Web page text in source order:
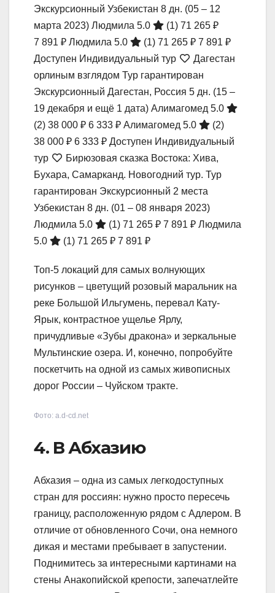
Экскурсионный Узбекистан 8 дн. (05 – 12
марта 2023) Людмила 5.0 (1) 71 265 ₽
7 891 ₽ Людмила 5.0 (1) 71 265 ₽ 7 891 ₽
Доступен Индивидуальный тур
Дагестан
орлиным взглядом Тур гарантирован
Экскурсионный Дагестан, Россия 5 дн. (15 –
19 декабря и ещё 1 дата) Алимагомед 5.0
(2) 38 000 ₽ 6 333 ₽ Алимагомед 5.0
(2)
38 000 ₽ 6 333 ₽ Доступен Индивидуальный
тур
Бирюзовая сказка Востока: Хива,
Бухара, Самарканд. Новогодний тур. Тур
гарантирован Экскурсионный 2 места
Узбекистан 8 дн. (01 – 08 января 2023)
Людмила 5.0
(1) 71 265 ₽ 7 891 ₽ Людмила
5.0
(1) 71 265 ₽ 7 891 ₽
Топ-5 локаций для самых волнующих
рисунков – цветущий розовый маральник на
реке Большой Ильгумень, перевал Кату-
Ярык, контрастное ущелье Ярлу,
причудливые «Зубы дракона» и зеркальные
Мультинские озера. И, конечно, попробуйте
поскетчить на одной из самых живописных
дорог России – Чуйском тракте.
Фото: a.d-cd.net
4. В Абхазию
Абхазия – одна из самых легкодоступных
стран для россиян: нужно просто пересечь
границу, расположенную рядом с Адлером. В
отличие от обновленного Сочи, она немного
дикая и местами пребывает в запустении.
Поднимитесь за интересными картинами на
стены Анакопийской крепости, запечатлейте